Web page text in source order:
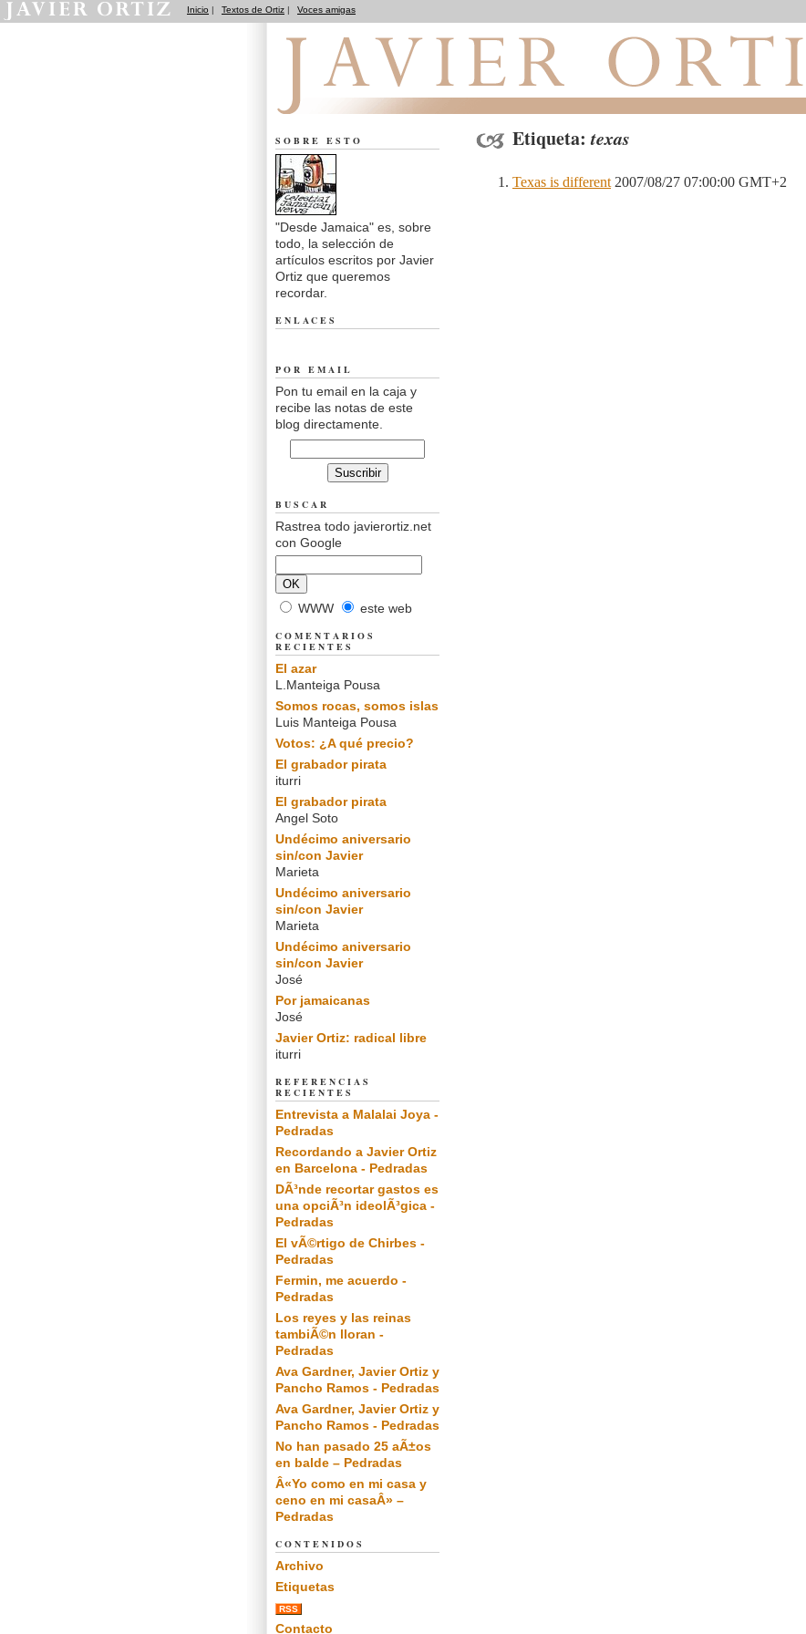
Inicio | Textos de Ortiz | Voces amigas
Etiqueta:texas
Texas is different 2007/08/27 07:00:00 GMT+2
SOBRE ESTO
"Desde Jamaica" es, sobre
todo, la selección de
artículos escritos por Javier
Ortiz que queremos
recordar.
ENLACES
POR EMAIL
Pon tu email en la caja y
recibe las notas de este
blog directamente.
BUSCAR
Rastrea todo javierortiz.net
con Google
WWW este web
COMENTARIOS
RECIENTES
El azar
L.Manteiga Pousa
Somos rocas, somos islas
Luis Manteiga Pousa
Votos: ¿A qué precio?
El grabador pirata
iturri
El grabador pirata
Angel Soto
Undécimo aniversario
sin/con Javier
Marieta
Undécimo aniversario
sin/con Javier
Marieta
Undécimo aniversario
sin/con Javier
José
Por jamaicanas
José
Javier Ortiz: radical libre
iturri
REFERENCIAS
RECIENTES
Entrevista a Malalai Joya -
Pedradas
Recordando a Javier Ortiz
en Barcelona - Pedradas
DÃ³nde recortar gastos es
una opciÃ³n ideolÃ³gica -
Pedradas
El vÃ©rtigo de Chirbes -
Pedradas
Fermin, me acuerdo -
Pedradas
Los reyes y las reinas
tambiÃ©n lloran -
Pedradas
Ava Gardner, Javier Ortiz y
Pancho Ramos - Pedradas
Ava Gardner, Javier Ortiz y
Pancho Ramos - Pedradas
No han pasado 25 aÃ±os
en balde – Pedradas
Â«Yo como en mi casa y
ceno en mi casaÂ» –
Pedradas
CONTENIDOS
Archivo
Etiquetas
RSS
Contacto